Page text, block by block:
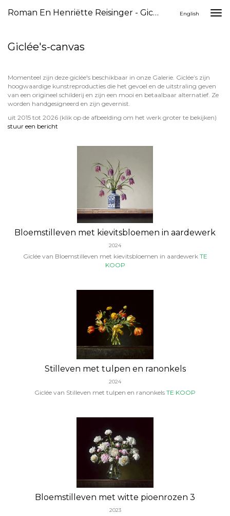
Roman En Henriëtte Reisinger - Giclée's-Canvas English
Giclée's-canvas
Momenteel zijn deze giclée's beschikbaar in onze Galerie. Giclée’s zijn
hoogwaardige kunstreproducties die het gevoel en de uitstraling geven
van een origineel schilderij en zijn een mooi en betaalbaar alternatief. Ze
worden handgesigneerd en zijn gevernist.
uit 2015 tot 2026 (klik op de afbeelding om het werk groter te bekijken)
stuur een bericht
Bloemstilleven met kievitsbloemen in aardewerk
2024
Giclée van Bloemstilleven met kievitsbloemen in aardewerk TE
KOOP
Stilleven met tulpen en ranonkels
2024
Giclée van Stilleven met tulpen en ranonkels TE KOOP
Bloemstilleven met witte pioenrozen 3
2023